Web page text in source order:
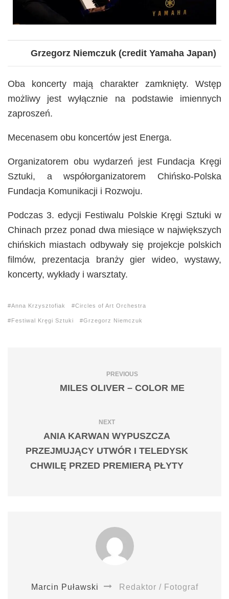
Grzegorz Niemczuk (credit Yamaha Japan)
Oba koncerty mają charakter zamknięty. Wstęp
możliwy jest wyłącznie na podstawie imiennych
zaproszeń.
Mecenasem obu koncertów jest Energa.
Organizatorem obu wydarzeń jest Fundacja Kręgi
Sztuki, a współorganizatorem Chińsko-Polska
Fundacja Komunikacji i Rozwoju.
Podczas 3. edycji Festiwalu Polskie Kręgi Sztuki w
Chinach przez ponad dwa miesiące w największych
chińskich miastach odbywały się projekcje polskich
filmów, prezentacja branży gier wideo, wystawy,
koncerty, wykłady i warsztaty.
Anna Krzysztofiak Circles of Art Orchestra
Festiwal Kręgi Sztuki Grzegorz Niemczuk
PREVIOUS
MILES OLIVER – COLOR ME
NEXT
ANIA KARWAN WYPUSZCZA
PRZEJMUJĄCY UTWÓR I TELEDYSK
CHWILĘ PRZED PREMIERĄ PŁYTY
Marcin Puławski Redaktor / Fotograf